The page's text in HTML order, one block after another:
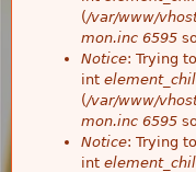
(/var/www/
mon.inc 6595
Notice: Trying
int
(/var/www/
mon.inc 6595
Notice: Trying
int